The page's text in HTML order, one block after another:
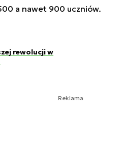
a nawet 900 uczniów.
rewolucji w
Reklama